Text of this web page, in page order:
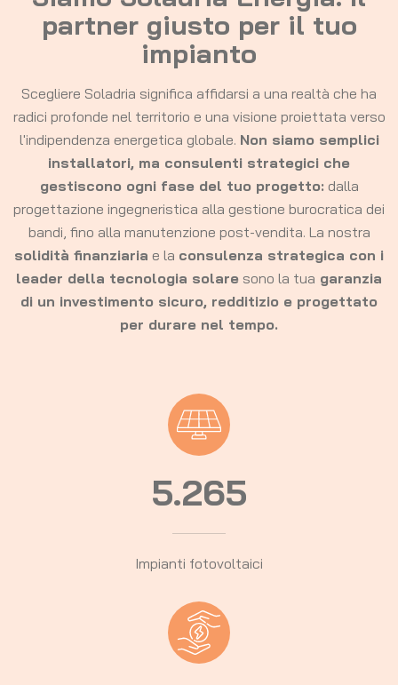
partner giusto per il tuo
impianto
Scegliere Soladria significa affidarsi a una realtà che ha
radici profonde nel territorio e una visione proiettata verso
l'indipendenza energetica globale. Non siamo semplici
installatori, ma consulenti strategici che
gestiscono ogni fase del tuo progetto: dalla
progettazione ingegneristica alla gestione burocratica dei
bandi, fino alla manutenzione post-vendita. La nostra
solidità finanziaria e la consulenza strategica con i
leader della tecnologia solare sono la tua garanzia
di un investimento sicuro, redditizio e progettato
per durare nel tempo.
5.298
Impianti fotovoltaici